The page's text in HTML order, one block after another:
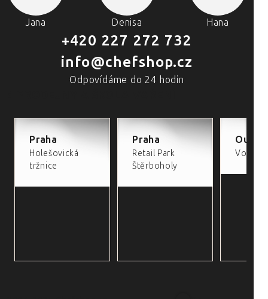
Jana Denisa Hana
+420 227 272 732
info@chefshop.cz
Odpovídáme do 24 hodin
Praha
Holešovická
tržnice
Praha
Retail Park
Štěrboholy
Volta